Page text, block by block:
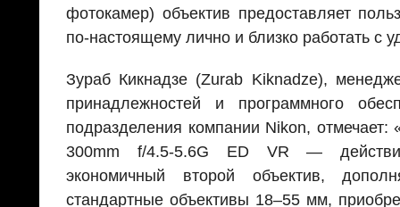
фотокамер) объектив предоставляет
по-настоящему лично и близко работать с
Зураб Кикнадзе (Zurab Kiknadze),
принадлежностей и программного
подразделения компании Nikon,
300mm f/4.5-5.6G ED VR —
экономичный второй объектив,
стандартные объективы 18–55 мм,